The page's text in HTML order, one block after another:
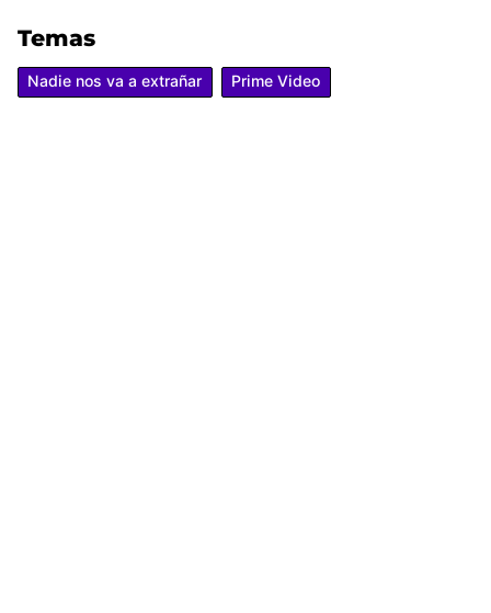
Temas
Nadie nos va a extrañar Prime Video